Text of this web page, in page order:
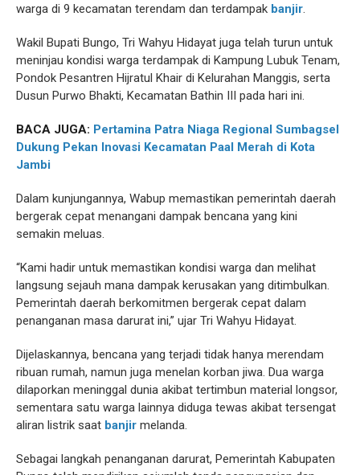
warga di 9 kecamatan terendam dan terdampak banjir.
Wakil Bupati Bungo, Tri Wahyu Hidayat juga telah turun untuk
meninjau kondisi warga terdampak di Kampung Lubuk Tenam,
Pondok Pesantren Hijratul Khair di Kelurahan Manggis, serta
Dusun Purwo Bhakti, Kecamatan Bathin III pada hari ini.
BACA JUGA: Pertamina Patra Niaga Regional Sumbagsel
Dukung Pekan Inovasi Kecamatan Paal Merah di Kota
Jambi
Dalam kunjungannya, Wabup memastikan pemerintah daerah
bergerak cepat menangani dampak bencana yang kini
semakin meluas.
“Kami hadir untuk memastikan kondisi warga dan melihat
langsung sejauh mana dampak kerusakan yang ditimbulkan.
Pemerintah daerah berkomitmen bergerak cepat dalam
penanganan masa darurat ini,” ujar Tri Wahyu Hidayat.
Dijelaskannya, bencana yang terjadi tidak hanya merendam
ribuan rumah, namun juga menelan korban jiwa. Dua warga
dilaporkan meninggal dunia akibat tertimbun material longsor,
sementara satu warga lainnya diduga tewas akibat tersengat
aliran listrik saat banjir melanda.
Sebagai langkah penanganan darurat, Pemerintah Kabupaten